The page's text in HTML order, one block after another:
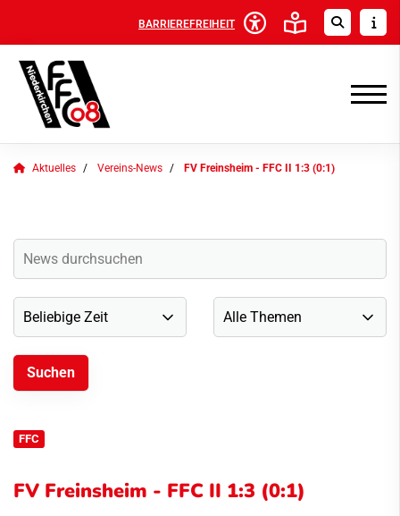
BARRIEREFREIHEIT
Aktuelles Vereins-News FV Freinsheim - FFC II 1:3 (0:1)
FFC
FV Freinsheim - FFC II 1:3 (0:1)